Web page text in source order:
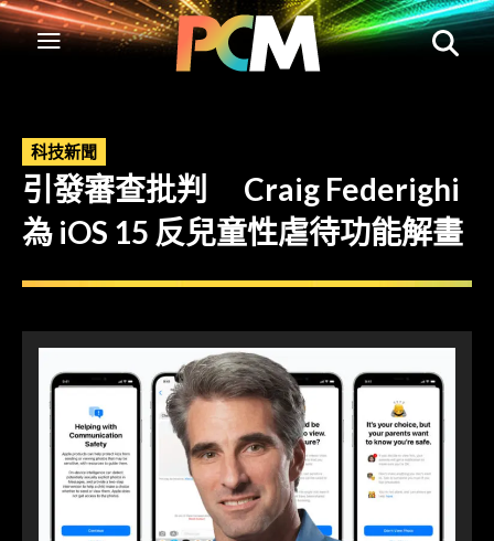
科技新聞
引發審查批判 Craig Federighi
為 iOS 15 反兒童性虐待功能解畫